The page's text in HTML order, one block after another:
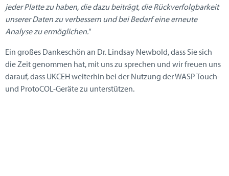
jeder Platte zu haben, die dazu beiträgt, die Rückverfolgbarkeit
unserer Daten zu verbessern und bei Bedarf eine erneute
Analyse zu ermöglichen."
Ein großes Dankeschön an Dr. Lindsay Newbold, dass Sie sich
die Zeit genommen hat, mit uns zu sprechen und wir freuen uns
darauf, dass UKCEH weiterhin bei der Nutzung der WASP Touch-
und ProtoCOL-Geräte zu unterstützen.